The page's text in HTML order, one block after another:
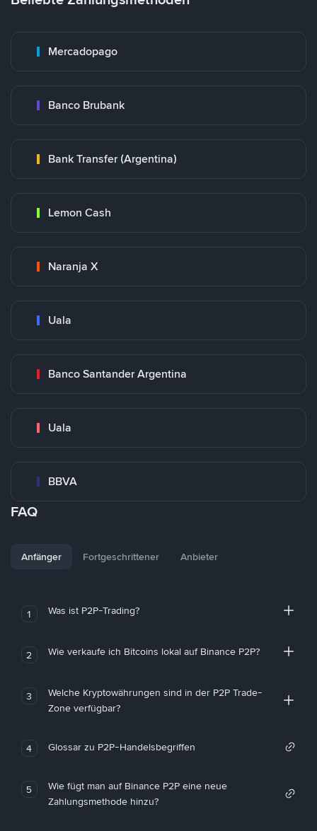
Mercadopago
Banco Brubank
Bank Transfer (Argentina)
Lemon Cash
Naranja X
Uala
Banco Santander Argentina
Uala
BBVA
FAQ
Anfänger Fortgeschrittener Anbieter
1 Was ist P2P-Trading?
2 Wie verkaufe ich Bitcoins lokal auf Binance P2P?
3
Welche Kryptowährungen sind in der P2P Trade-
Zone verfügbar?
4 Glossar zu P2P-Handelsbegriffen
5
Wie fügt man auf Binance P2P eine neue
Zahlungsmethode hinzu?